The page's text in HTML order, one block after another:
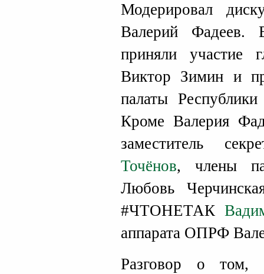
Модерировал
Валерий Фадеев.
приняли участие
Виктор Зимин и
палаты
Кроме Валерия
заместитель
Точёнов, члены
Любовь
#ЧТОНЕТАК
аппарата ОПРФ
Разговор о